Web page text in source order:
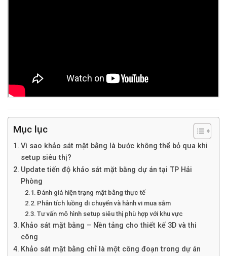
Mục lục
Vì sao khảo sát mặt bằng là bước không thể bỏ qua khi
setup siêu thị?
Update tiến độ khảo sát mặt bằng dự án tại TP Hải
Phòng
Đánh giá hiện trạng mặt bằng thực tế
Phân tích luồng di chuyển và hành vi mua sắm
Tư vấn mô hình setup siêu thị phù hợp với khu vực
Khảo sát mặt bằng – Nền tảng cho thiết kế 3D và thi
công
Khảo sát mặt bằng chỉ là một công đoạn trong dự án